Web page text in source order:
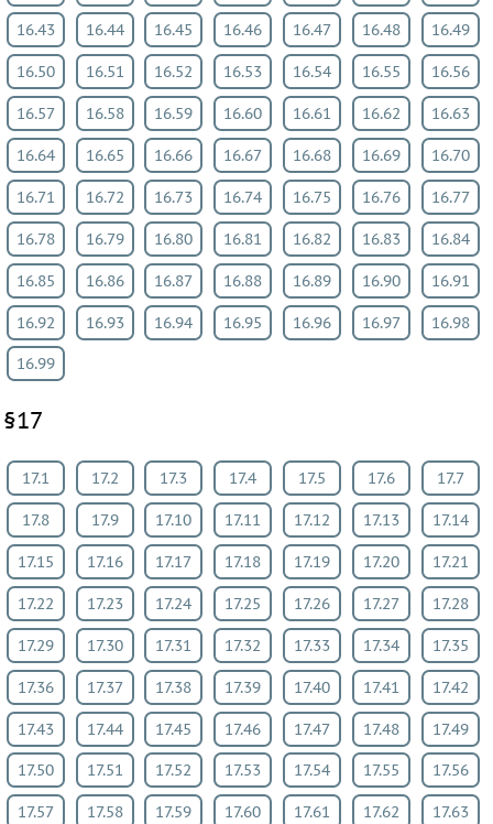
16.43 16.44 16.45 16.46 16.47 16.48 16.49
16.50 16.51 16.52 16.53 16.54 16.55 16.56
16.57 16.58 16.59 16.60 16.61 16.62 16.63
16.64 16.65 16.66 16.67 16.68 16.69 16.70
16.71 16.72 16.73 16.74 16.75 16.76 16.77
16.78 16.79 16.80 16.81 16.82 16.83 16.84
16.85 16.86 16.87 16.88 16.89 16.90 16.91
16.92 16.93 16.94 16.95 16.96 16.97 16.98
16.99
§17
17.1 17.2 17.3 17.4 17.5 17.6 17.7
17.8 17.9 17.10 17.11 17.12 17.13 17.14
17.15 17.16 17.17 17.18 17.19 17.20 17.21
17.22 17.23 17.24 17.25 17.26 17.27 17.28
17.29 17.30 17.31 17.32 17.33 17.34 17.35
17.36 17.37 17.38 17.39 17.40 17.41 17.42
17.43 17.44 17.45 17.46 17.47 17.48 17.49
17.50 17.51 17.52 17.53 17.54 17.55 17.56
17.57 17.58 17.59 17.60 17.61 17.62 17.63